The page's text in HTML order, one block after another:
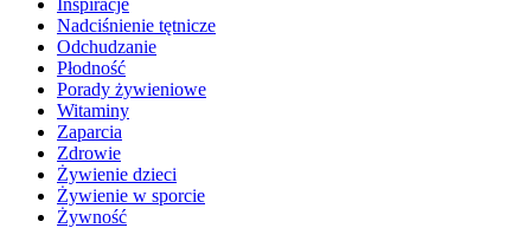
Nadciśnienie tętnicze
Odchudzanie
Płodność
Porady żywieniowe
Witaminy
Zaparcia
Zdrowie
Żywienie dzieci
Żywienie w sporcie
Żywność